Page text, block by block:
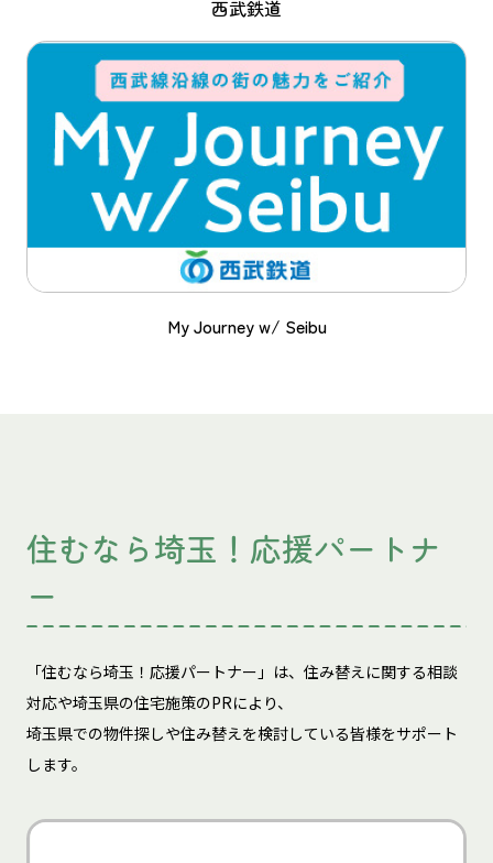
西武鉄道
My Journey w/ Seibu
住むなら埼玉！応援パートナ
ー
「住むなら埼玉！応援パートナー」は、住み替えに関する相談
対応や埼玉県の住宅施策のPRにより、
埼玉県での物件探しや住み替えを検討している皆様をサポート
します。